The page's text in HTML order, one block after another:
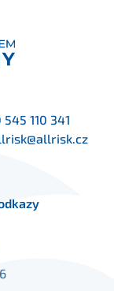
110 341